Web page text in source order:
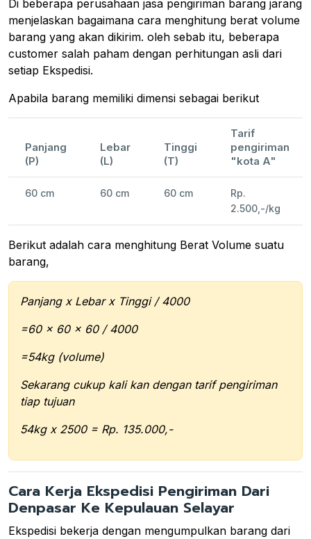
Di beberapa perusahaan jasa pengiriman barang jarang
menjelaskan bagaimana cara menghitung berat volume
barang yang akan dikirim. oleh sebab itu, beberapa
customer salah paham dengan perhitungan asli dari
setiap Ekspedisi.
Apabila barang memiliki dimensi sebagai berikut
Panjang
(P)
Lebar
(L)
Tinggi
(T)
Tarif
pengiriman
"kota A"
60 cm 60 cm 60 cm
Rp.
2.500,-/kg
Berikut adalah cara menghitung Berat Volume suatu
barang,
Panjang x Lebar x Tinggi / 4000
=60 x 60 x 60 / 4000
=54kg (volume)
Sekarang cukup kali kan dengan tarif pengiriman
tiap tujuan
54kg x 2500 = Rp. 135.000,-
Cara Kerja Ekspedisi Pengiriman Dari
Denpasar Ke Kepulauan Selayar
Ekspedisi bekerja dengan mengumpulkan barang dari